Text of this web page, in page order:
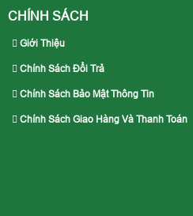
CHÍNH SÁCH
Giới Thiệu
Chính Sách Đổi Trả
Chính Sách Bảo Mật Thông Tin
Chính Sách Giao Hàng Và Thanh Toán